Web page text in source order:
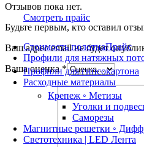
Смотреть прайс
Стоимость полотнаПрайс
Профили для натяжных
Профили для гипсокартона
Расходные материалы
Крепеж ◦ Метизы
Уголки и
Саморезы
Магнитные решетки ◦
Светотехника | LED Лента
Отзывов пока нет.
Будьте первым, кто оставил
Ваш адрес email не будет
Ваша оценка*